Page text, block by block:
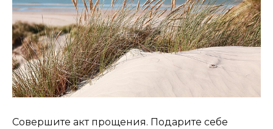
Совершите акт прощения. Подарите себе